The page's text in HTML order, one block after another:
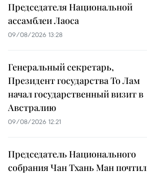
Председателя Национальной
ассамблеи Лаоса
09/08/2026 13:28
Генеральный секретарь,
Президент государства То Лам
начал государственный визит в
Австралию
09/08/2026 12:21
Председатель Национального
собрания Чан Тхань Ман почтил